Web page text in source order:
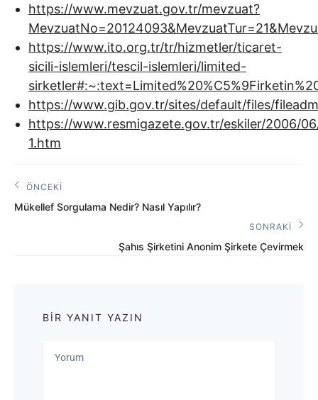
https://www.mevzuat.gov.tr/mevzuat?
https://www.ito.org.tr/tr/hizmetler/ticaret-
sicili-islemleri/tescil-islemleri/limited-
https://www.gib.gov.tr/sites/default/files/
https://www.resmigazete.gov.tr/eskiler/2006/
1.htm
Yazı
gezinmesi
ÖNCEKI
Önceki
Mükellef Sorgulama Nedir? Nasıl Yapılır?
SONRAKI
Sonraki
Şahıs Şirketini Anonim Şirkete Çevirmek
BIR YANIT YAZIN